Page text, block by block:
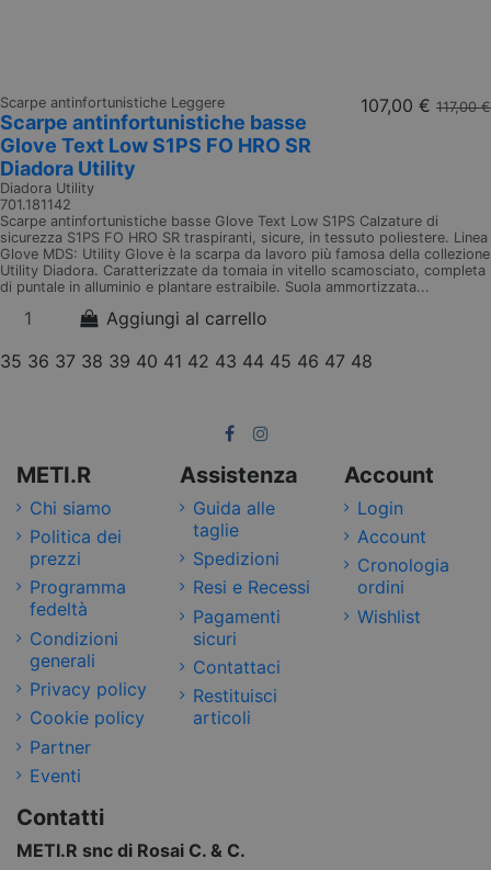
Scarpe antinfortunistiche Leggere
Scarpe antinfortunistiche basse
Glove Text Low S1PS FO HRO SR
Diadora Utility
Diadora Utility
701.181142
107,00 € 117,00 €
Scarpe antinfortunistiche basse Glove Text Low S1PS Calzature di
sicurezza S1PS FO HRO SR traspiranti, sicure, in tessuto poliestere. Linea
Glove MDS: Utility Glove è la scarpa da lavoro più famosa della collezione
Utility Diadora. Caratterizzate da tomaia in vitello scamosciato, completa
di puntale in alluminio e plantare estraibile. Suola ammortizzata...
Aggiungi al carrello
35 36 37 38 39 40 41 42 43 44 45 46 47 48
METI.R
Chi siamo
Politica dei
prezzi
Programma
fedeltà
Condizioni
generali
Privacy policy
Cookie policy
Partner
Eventi
Assistenza
Guida alle
taglie
Spedizioni
Resi e Recessi
Pagamenti
sicuri
Contattaci
Restituisci
articoli
Account
Login
Account
Cronologia
ordini
Wishlist
Contatti
METI.R snc di Rosai C. & C.